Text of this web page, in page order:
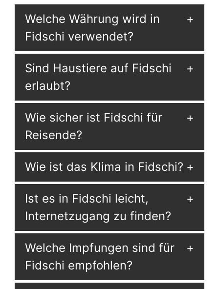
Welche Währung wird in
Fidschi verwendet?
Sind Haustiere auf Fidschi
erlaubt?
Wie sicher ist Fidschi für
Reisende?
Wie ist das Klima in Fidschi?
Ist es in Fidschi leicht,
Internetzugang zu finden?
Welche Impfungen sind für
Fidschi empfohlen?